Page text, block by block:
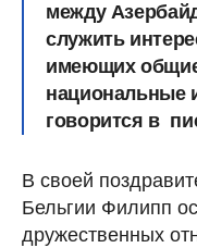
между
служить
имеющих общие
национальные
говорится в
В своей
Бельгии Филипп
дружественных